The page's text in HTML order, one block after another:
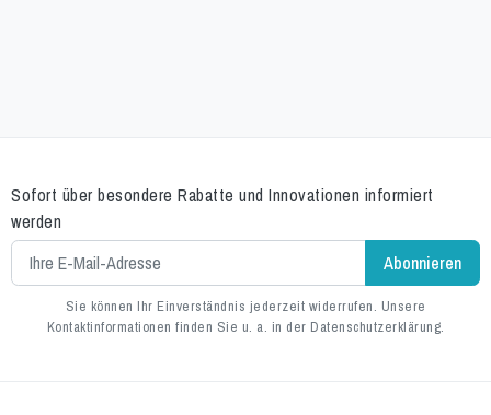
Sofort über besondere Rabatte und Innovationen informiert
werden
Sie können Ihr Einverständnis jederzeit widerrufen. Unsere
Kontaktinformationen finden Sie u. a. in der Datenschutzerklärung.